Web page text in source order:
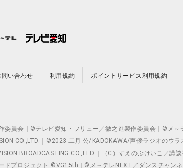
問い合わせ 利用規約 ポイントサービス利用規約
員会｜©テレビ愛知・フリュー／徹之進製作委員会｜©メ～
CO.,LTD.｜©2023 二月 公/KADOKAWA/声優ラジオのウ
BROADCASTING CO.,LTD.｜（C）すえのぶけいこ／講
ドプロジェクト ©VG15th｜©メ～テレNEXT／ダンスチャン